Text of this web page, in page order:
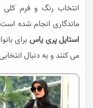
انتخاب رنگ و فرم
ماندگاری انجام شده
استایل پری یاسبرای
می کنند و به دنبال